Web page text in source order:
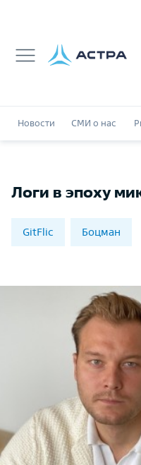
Новости СМИ о нас
Логи в эпоху
GitFlic Боцман